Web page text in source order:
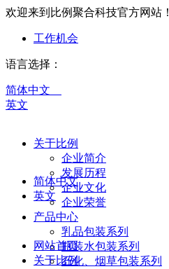
欢迎来到比例聚合科技官方网站！
工作机会
语言选择：
简体中文
英文
关于比例
企业简介
发展历程
企业文化
企业荣誉
产品中心
乳品包装系列
瓶装水包装系列
石化、烟草包装系列
简体中文
英文
网站首页
关于比例